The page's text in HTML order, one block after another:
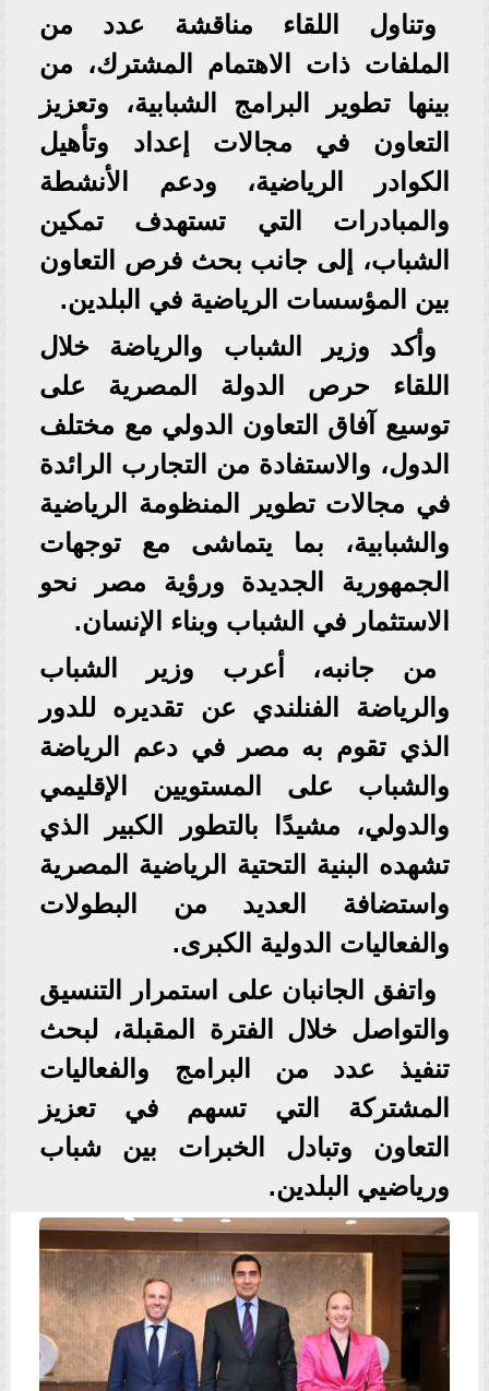
وتناول اللقاء مناقشة عدد من
الملفات ذات الاهتمام المشترك، من
بينها تطوير البرامج الشبابية، وتعزيز
التعاون في مجالات إعداد وتأهيل
الكوادر الرياضية، ودعم الأنشطة
والمبادرات التي تستهدف تمكين
الشباب، إلى جانب بحث فرص التعاون
بين المؤسسات الرياضية في البلدين.
وأكد وزير الشباب والرياضة خلال
اللقاء حرص الدولة المصرية على
توسيع آفاق التعاون الدولي مع مختلف
الدول، والاستفادة من التجارب الرائدة
في مجالات تطوير المنظومة الرياضية
والشبابية، بما يتماشى مع توجهات
الجمهورية الجديدة ورؤية مصر نحو
الاستثمار في الشباب وبناء الإنسان.
من جانبه، أعرب وزير الشباب
والرياضة الفنلندي عن تقديره للدور
الذي تقوم به مصر في دعم الرياضة
والشباب على المستويين الإقليمي
والدولي، مشيدًا بالتطور الكبير الذي
تشهده البنية التحتية الرياضية المصرية
واستضافة العديد من البطولات
والفعاليات الدولية الكبرى.
واتفق الجانبان على استمرار التنسيق
والتواصل خلال الفترة المقبلة، لبحث
تنفيذ عدد من البرامج والفعاليات
المشتركة التي تسهم في تعزيز
التعاون وتبادل الخبرات بين شباب
ورياضيي البلدين.